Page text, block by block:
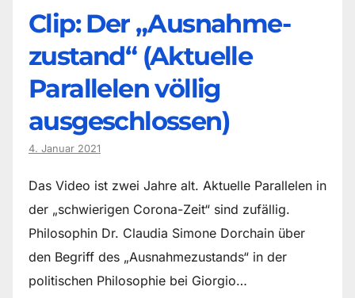
Clip: Der „Ausnahme-
zustand“ (Aktuelle
Parallelen völlig
ausgeschlossen)
4. Januar 2021
Das Video ist zwei Jahre alt. Aktuelle Parallelen in
der „schwierigen Corona-Zeit“ sind zufällig.
Philosophin Dr. Claudia Simone Dorchain über
den Begriff des „Ausnahmezustands“ in der
politischen Philosophie bei Giorgio…